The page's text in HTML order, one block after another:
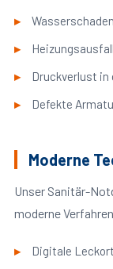
Druckverlust in
Defekte
Moderne
Unser Sanitär-
moderne
Digitale